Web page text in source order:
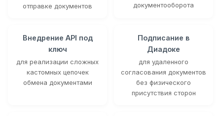
отправке документов
документооборота
Внедрение API под
ключ
для реализации сложных
кастомных цепочек
обмена документами
Подписание в
Диадоке
для удаленного
согласования документов
без физического
присутствия сторон